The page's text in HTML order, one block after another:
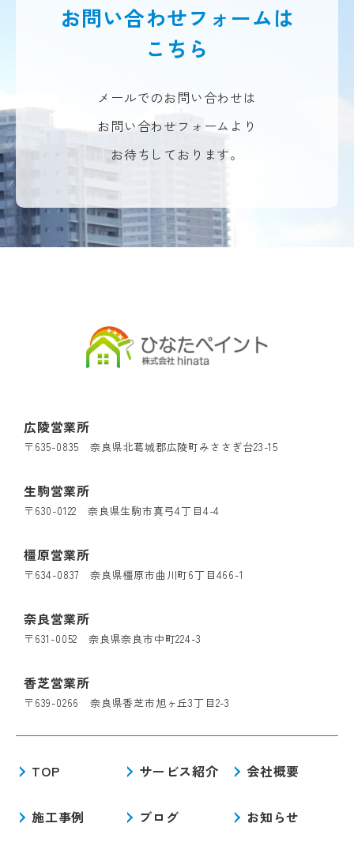
お問い合わせフォームは
こちら
メールでのお問い合わせは
お問い合わせフォームより
お待ちしております。
広陵営業所
〒635-0835 奈良県北葛城郡広陵町みささぎ台23-15
奈良営業所
〒631-0052 奈良県奈良市中町224-3
生駒営業所
〒630-0122 奈良県生駒市真弓4丁目4-4
香芝営業所
〒639-0266 奈良県香芝市旭ヶ丘3丁目2-3
橿原営業所
〒634-0837 奈良県橿原市曲川町6丁目466-1
TOP サービス紹介 会社概要
施工事例 ブログ お知らせ